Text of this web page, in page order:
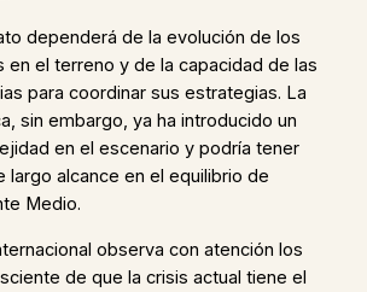
dependerá de la evolución de los
en el terreno y de la capacidad de las
para coordinar sus estrategias. La
sin embargo, ya ha introducido un
en el escenario y podría tener
largo alcance en el equilibrio de
Medio.
observa con atención los
de que la crisis actual tiene el